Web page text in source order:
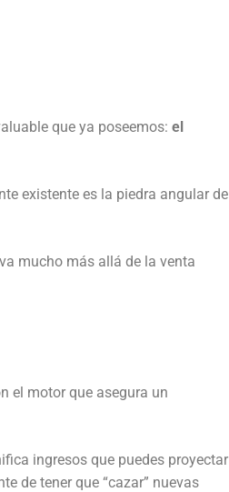
que ya poseemos: el
existente es la piedra angular de
mucho más allá de la venta
el motor que asegura un
ingresos que puedes proyectar
de tener que “cazar” nuevas